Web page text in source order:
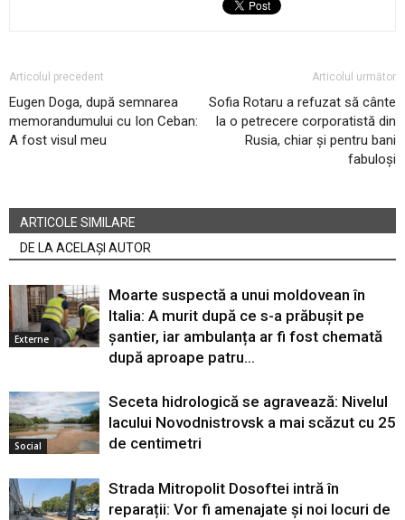
Articolul precedent
Eugen Doga, după semnarea
memorandumului cu Ion Ceban:
A fost visul meu
Articolul următor
Sofia Rotaru a refuzat să cânte
la o petrecere corporatistă din
Rusia, chiar și pentru bani
fabuloși
ARTICOLE SIMILARE
DE LA ACELAȘI AUTOR
Externe
Moarte suspectă a unui moldovean în
Italia: A murit după ce s-a prăbușit pe
șantier, iar ambulanța ar fi fost chemată
după aproape patru...
Social
Seceta hidrologică se agravează: Nivelul
lacului Novodnistrovsk a mai scăzut cu 25
de centimetri
Strada Mitropolit Dosoftei intră în
reparații: Vor fi amenajate și noi locuri de